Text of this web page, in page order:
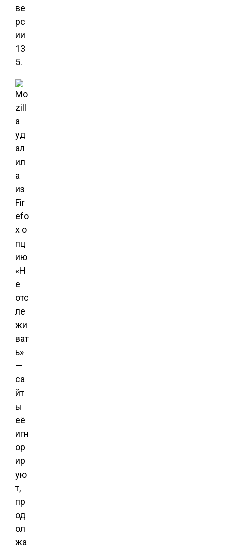
ве
рс
ии
13
5.